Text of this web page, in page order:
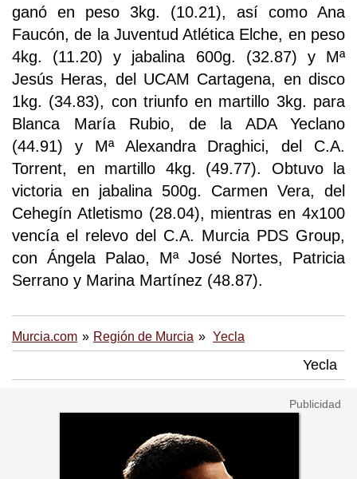
ganó en peso 3kg. (10.21), así como Ana
Faucón, de la Juventud Atlética Elche, en peso
4kg. (11.20) y jabalina 600g. (32.87) y Mª
Jesús Heras, del UCAM Cartagena, en disco
1kg. (34.83), con triunfo en martillo 3kg. para
Blanca María Rubio, de la ADA Yeclano
(44.91) y Mª Alexandra Draghici, del C.A.
Torrent, en martillo 4kg. (49.77). Obtuvo la
victoria en jabalina 500g. Carmen Vera, del
Cehegín Atletismo (28.04), mientras en 4x100
vencía el relevo del C.A. Murcia PDS Group,
con Ángela Palao, Mª José Nortes, Patricia
Serrano y Marina Martínez (48.87).
Murcia.com Región de Murcia Yecla
Yecla